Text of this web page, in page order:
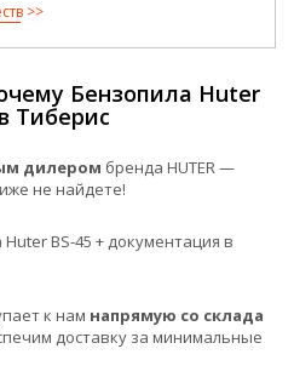
Бензопила Huter
Тиберис
дилером бренда HUTER —
не найдете!
BS-45 + документация в
к нам напрямую со склада
доставку за минимальные